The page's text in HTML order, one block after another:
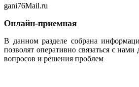
gani76Mail.ru
Онлайн-приемная
В данном разделе собрана
позволят оперативно связаться с
вопросов и решения проблем